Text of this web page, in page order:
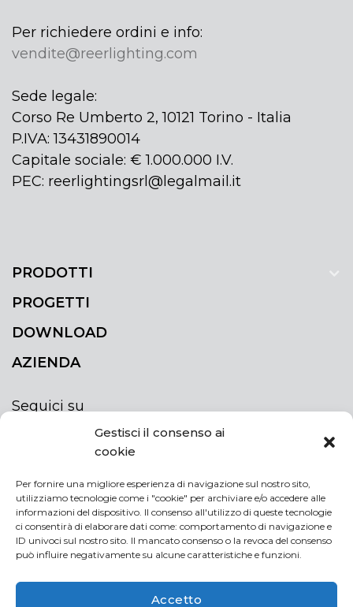
Gestisci il consenso ai
cookie
Per fornire una migliore esperienza di navigazione sul nostro sito,
utilizziamo tecnologie come i "cookie" per archiviare e/o accedere alle
informazioni del dispositivo. Il consenso all'utilizzo di queste tecnologie
ci consentirà di elaborare dati come: comportamento di navigazione e
ID univoci sul nostro sito. Il mancato consenso o la revoca del consenso
può influire negativamente su alcune caratteristiche e funzioni.
Accetto
Per richiedere ordini e info:
vendite@reerlighting.com
Sede legale:
Corso Re Umberto 2, 10121 Torino - Italia
P.IVA: 13431890014
Capitale sociale: € 1.000.000 I.V.
PEC: reerlightingsrl@legalmail.it
PRODOTTI
PROGETTI
DOWNLOAD
AZIENDA
Seguici su
ISCRIVITI ALLA NEWSLETTER
Rimani sempre aggiornato iscrivendoti alla
newsletter
NEWSLETTER
If